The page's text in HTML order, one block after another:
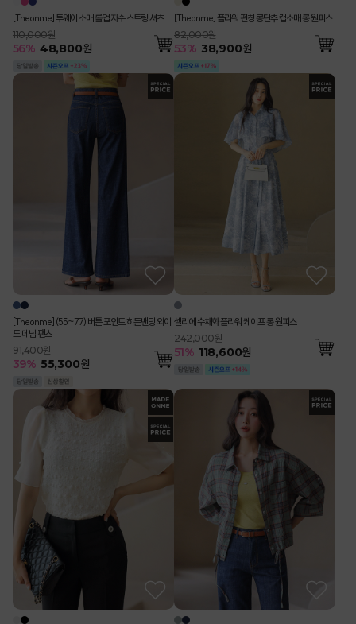
[Theonme] 투웨이 소매 롤업 자수 스트링 셔츠
110,000원
56% 48,800원
[Theonme] 플라워 펀칭 콩단추 캡소매 롱 원피스
82,000원
53% 38,900원
[Theonme] (55~77) 버튼 포인트 히든밴딩 와이
드 데님 팬츠
91,400원
39% 55,300원
셀리에 수채화 플라워 케이프 롱 원피스
242,000원
51% 118,600원